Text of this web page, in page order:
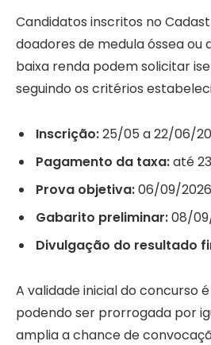
Candidatos inscritos no
doadores de medula óssea ou
baixa renda podem solicitar
seguindo os critérios
Inscrição:25/05 a 22/06/
Pagamento da taxa:até
Prova objetiva:06/09/
Gabarito preliminar:08/
Divulgação do resultado
A validade inicial do concurso
podendo ser prorrogada por
amplia a chance de